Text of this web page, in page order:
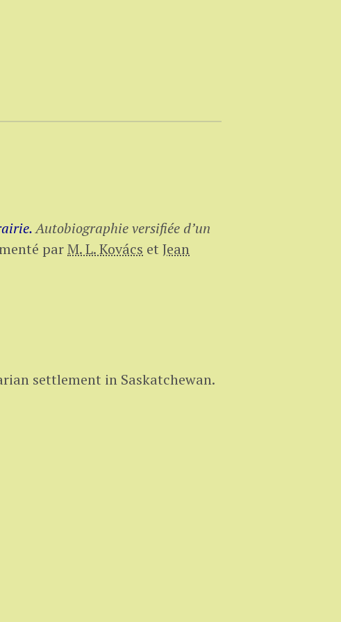
Autobiographie versifiée d’un
parM. L. Kovács et Jean
settlement in Saskatchewan.